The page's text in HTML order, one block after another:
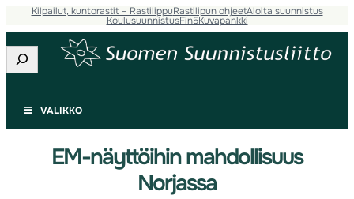
Kilpailut, kuntorastit – RastilippuRastilipun ohjeetAloita suunnistus
KoulusuunnistusFin5Kuvapankki
Etsi
VALIKKO
EM-näyttöihin mahdollisuus
Norjassa